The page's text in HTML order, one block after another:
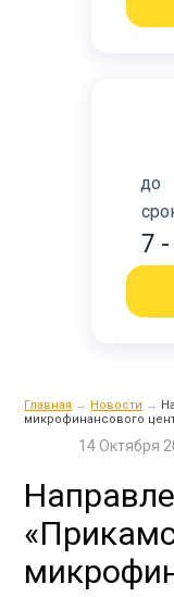
до
7
Главная → Новости →
микрофинансового
14 Октября